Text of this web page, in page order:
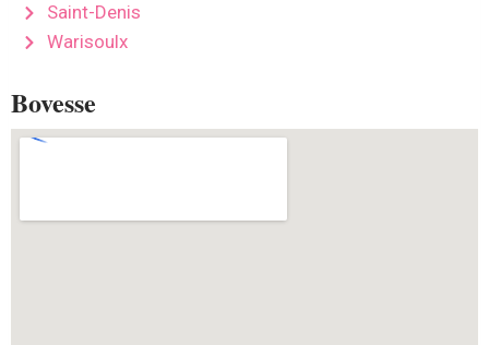
Saint-Denis
Warisoulx
Bovesse